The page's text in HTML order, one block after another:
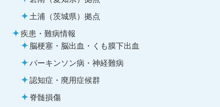
土浦（茨城県）拠点
疾患・難病情報
脳梗塞・脳出血・くも膜下出血
パーキンソン病・神経難病
認知症・廃用症候群
脊髄損傷